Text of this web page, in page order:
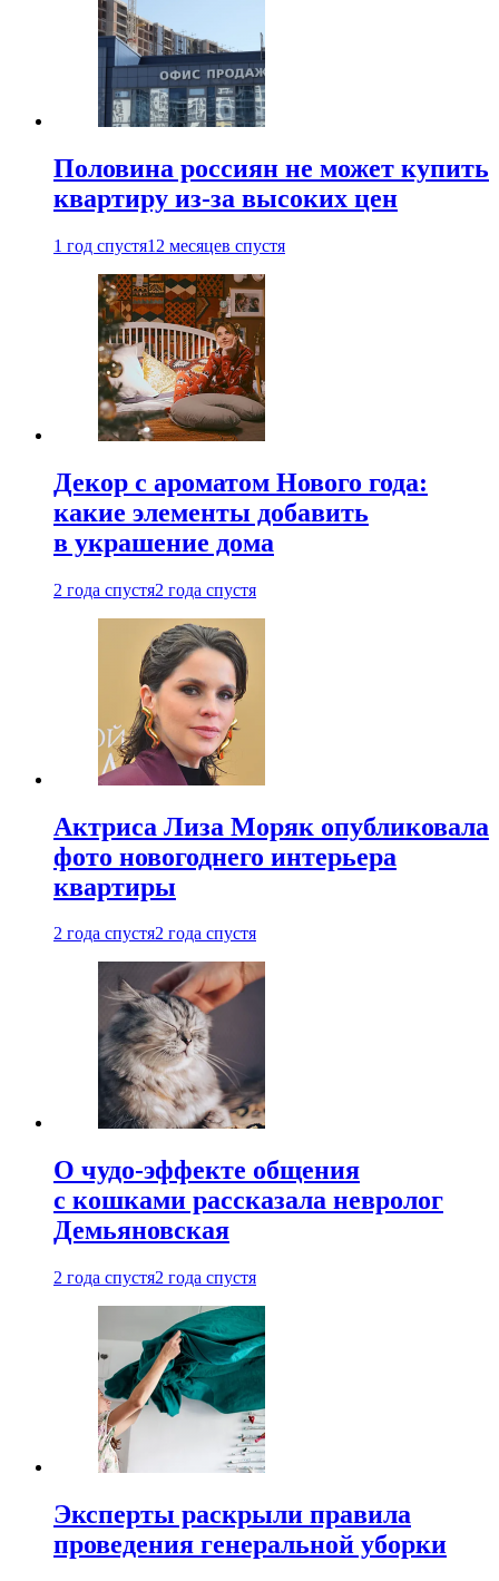
Половина россиян не может купить
квартиру из-за высоких цен
1 год спустя12 месяцев спустя
Декор с ароматом Нового года:
какие элементы добавить
в украшение дома
2 года спустя2 года спустя
Актриса Лиза Моряк опубликовала
фото новогоднего интерьера
квартиры
2 года спустя2 года спустя
О чудо-эффекте общения
с кошками рассказала невролог
Демьяновская
2 года спустя2 года спустя
Эксперты раскрыли правила
проведения генеральной уборки